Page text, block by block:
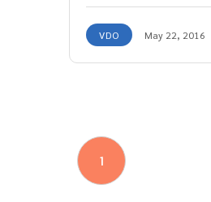
หรือทำให้เหตุร้ายลดลง
VDO May 22, 2016
1